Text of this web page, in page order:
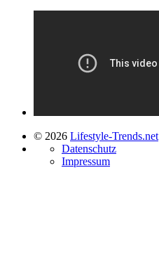
© 2026 Lifestyle-Trends.net
Datenschutz
Impressum